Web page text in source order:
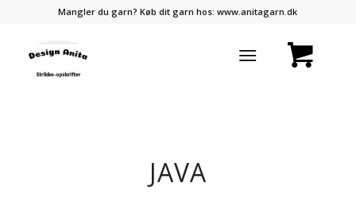
Mangler du garn? Køb dit garn hos:www.anitagarn.dk
JAVA